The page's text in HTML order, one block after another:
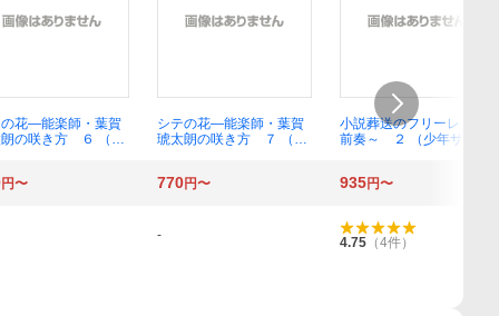
の花―能楽師・葉賀
の咲き方 ６ （少
シテの花―能楽師・葉賀
琥太朗の咲き方 ７ （少
ぐさ
小説葬送のフリーレン～
前奏～ ２ （少年サンデ
人／原作 アベツカサ／
円〜 770円〜 935円〜
- 4.75 （4件）